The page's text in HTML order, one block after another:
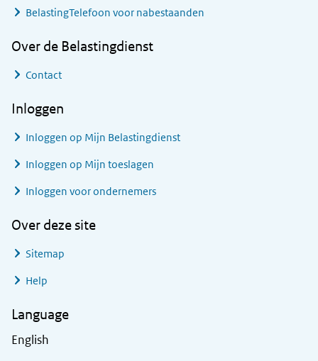
BelastingTelefoon voor nabestaanden
Over de Belastingdienst
Contact
Inloggen
Inloggen op Mijn Belastingdienst
Inloggen op Mijn toeslagen
Inloggen voor ondernemers
Over deze site
Sitemap
Help
Language
English